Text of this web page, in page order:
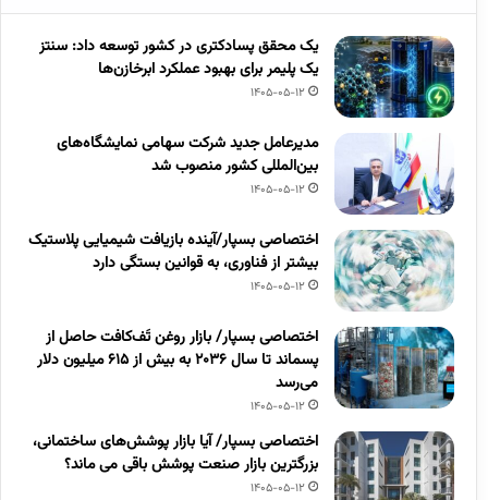
یک محقق پسادکتری در کشور توسعه داد: سنتز
یک پلیمر برای بهبود عملکرد ابرخازن‌ها
1405-05-12
مدیرعامل جدید شرکت سهامی نمایشگاه‌های
بین‌المللی کشور منصوب شد
1405-05-12
اختصاصی بسپار/آینده بازیافت شیمیایی پلاستیک
بیشتر از فناوری، به قوانین بستگی دارد
1405-05-12
اختصاصی بسپار/ بازار روغن تَف‌کافت حاصل از
پسماند تا سال ۲۰۳۶ به بیش از ۶۱۵ میلیون دلار
می‌رسد
1405-05-12
اختصاصی بسپار/ آیا بازار پوشش‌های ساختمانی،
بزرگترین بازار صنعت پوشش باقی می ماند؟
1405-05-12